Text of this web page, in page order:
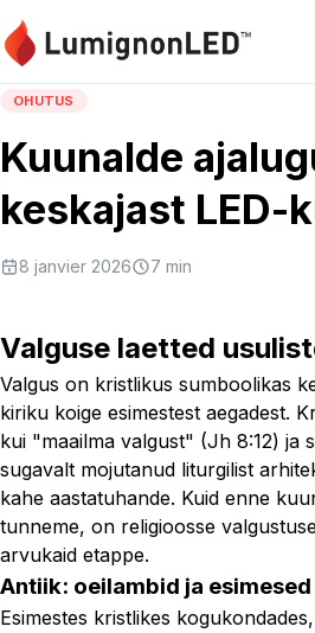
OHUTUS
Kuunalde
keskajast LED-
8 janvier 2026 7 min
Valguse laetted
Valgus on kristlikus sumboolikas
kiriku koige esimestest aegadest.
kui "maailma valgust" (Jh 8:12) ja
sugavalt mojutanud liturgilist
kahe aastatuhande. Kuid enne
tunneme, on religioosse
arvukaid etappe.
Antiik: oeilambid ja
Esimestes kristlikes